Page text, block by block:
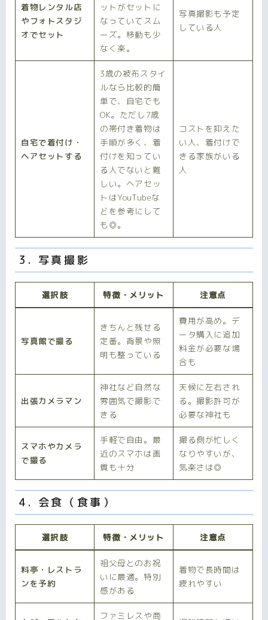
着物レンタル店
やフォトスタジ
オでセット
ットがセットに
なっていてスム
ーズ。移動も少
なく楽。
写真撮影も予定
している人
自宅で着付け・
ヘアセットする
3歳の被布スタイ
ルなら比較的簡
単で、自宅でも
OK。ただし7歳
の帯付き着物は
手順が多く、着
付けを知ってい
る人でないと難
しい。ヘアセッ
トはYouTubeな
どを参考にして
も◎。
コストを抑えた
い人、着付けで
きる家族がいる
人
3. 写真撮影
選択肢 特徴・メリット 注意点
写真館で撮る
きちんと残せる
定番。背景や照
明も整っている
費用が高め。デ
ータ購入に追加
料金が必要な場
合も
出張カメラマン
神社など自然な
雰囲気で撮影で
きる
天候に左右され
る。撮影許可が
必要な神社も
スマホやカメラ
で撮る
手軽で自由。最
近のスマホは画
質も十分
撮る側が忙しく
なりやすいが、
気楽さは◎
4. 会食（食事）
選択肢 特徴・メリット 注意点
料亭・レストラ
ンを予約
祖父母とのお祝
いに最適。特別
感がある
着物で長時間は
疲れやすい
ファミレスや商